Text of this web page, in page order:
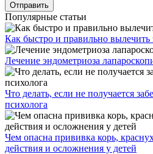
Популярные статьи
Как быстро и правильно вылечить
Лечение эндометриоза
Что делать, если не получается
психолога
Чем опасна прививка корь,
действия и осложнения у детей